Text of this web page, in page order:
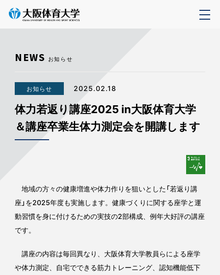
NEWS お知らせ
お知らせ 2025.02.18
体力若返り講座2025 in大阪体育大学
＆講座卒業生体力測定会を開講します
地域の方々の健康増進や体力作りを狙いとした「若返り講
座」を2025年度も実施します。健康づくりに関する座学と運
動習慣を身に付けるための実技の2部構成、例年大好評の講座
です。
講座の内容は毎回異なり、大阪体育大学教員らによる座学
や体力測定、自宅でできる筋力トレーニング、認知機能低下